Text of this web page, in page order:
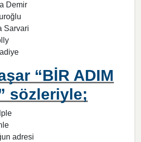
Demir
Sarvari
“BİR ADIM
sözleriyle;
adresi